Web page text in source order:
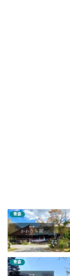
青森
青森